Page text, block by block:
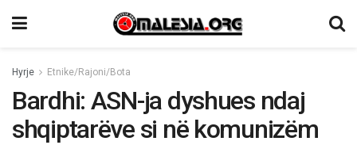
Hyrje Etnike/Rajoni/Bota
Bardhi: ASN-ja dyshues ndaj
shqiptarëve si në komunizëm